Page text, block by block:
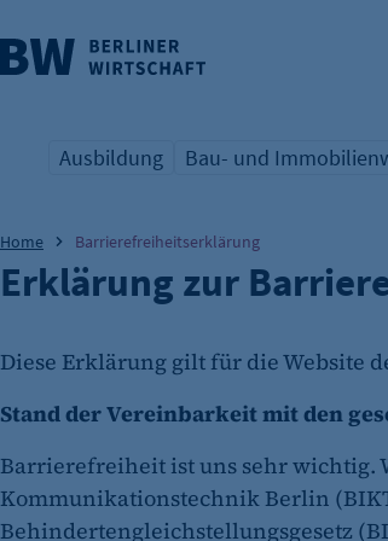
überspringen
Übersicht Schlagwort
Ausbildung
Übersicht Schlagwort
Bau- und
Home Barrierefreiheitserklärung
Erklärung zur
Diese Erklärung gilt für die Website
Stand der Vereinbarkeit mit den
Barrierefreiheit ist uns sehr wichtig.
Kommunikationstechnik Berlin
Behindertengleichstellungsgesetz